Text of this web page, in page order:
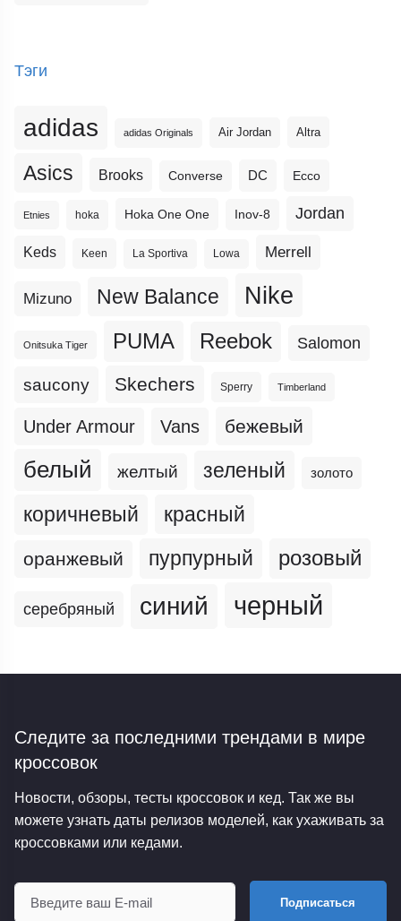
Тэги
adidas adidas Originals Air Jordan Altra
Asics Brooks Converse DC Ecco
Etnies hoka Hoka One One Inov-8 Jordan
Keds Keen La Sportiva Lowa Merrell
Mizuno New Balance Nike
Onitsuka Tiger PUMA Reebok Salomon
saucony Skechers Sperry Timberland
Under Armour Vans бежевый
белый желтый зеленый золото
коричневый красный
оранжевый пурпурный розовый
серебряный синий черный
Следите за последними трендами в мире
кроссовок
Новости, обзоры, тесты кроссовок и кед. Так же вы
можете узнать даты релизов моделей, как ухаживать за
кроссовками или кедами.
Подписаться